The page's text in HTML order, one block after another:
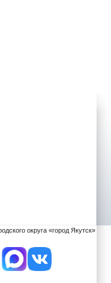
округа «город Якутск»